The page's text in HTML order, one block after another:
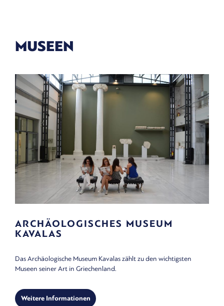
MUSEEN
ARCHÄOLOGISCHES MUSEUM
KAVALAS
Das Archäologische Museum Kavalas zählt zu den wichtigsten
Museen seiner Art in Griechenland.
Weitere Informationen